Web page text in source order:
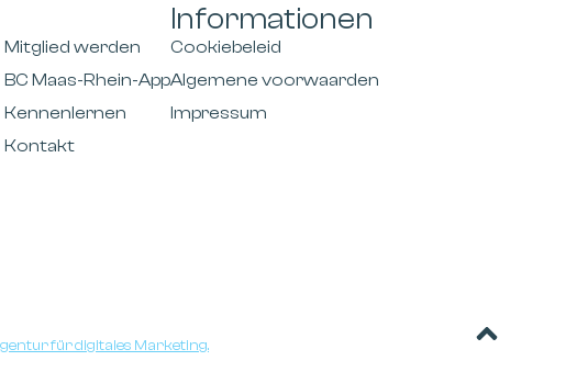
Mitglied werden
BC Maas-Rhein-App
Kennenlernen
Kontakt
Informationen
Cookiebeleid
Algemene voorwaarden
Impressum
für digitales Marketing.